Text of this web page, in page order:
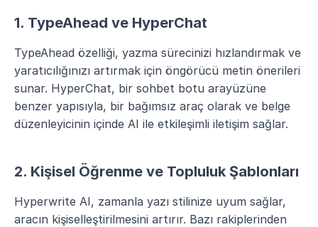
1. TypeAhead ve HyperChat
TypeAhead özelliği, yazma sürecinizi hızlandırmak ve
yaratıcılığınızı artırmak için öngörücü metin önerileri
sunar. HyperChat, bir sohbet botu arayüzüne
benzer yapısıyla, bir bağımsız araç olarak ve belge
düzenleyicinin içinde AI ile etkileşimli iletişim sağlar.
2. Kişisel Öğrenme ve Topluluk Şablonları
Hyperwrite AI, zamanla yazı stilinize uyum sağlar,
aracın kişiselleştirilmesini artırır. Bazı rakiplerinden